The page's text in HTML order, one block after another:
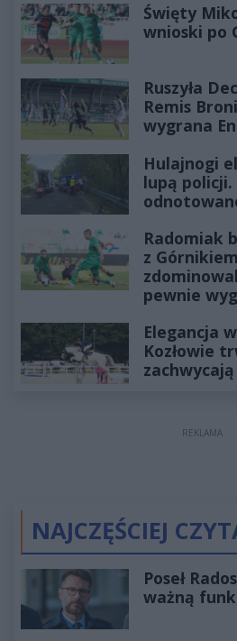
Święty
wnioski po
Ruszyła
Remis
wygrana
Hulajnogi
lupą policji.
Radomiak
z
pewnie
Elegancja
Kozłowie
REKLAMA
NAJCZĘŚCIEJ
Poseł
ważną